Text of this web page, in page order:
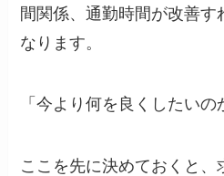
間関係、通勤時間が改善す
なります。
「今より何を良くしたいの
ここを先に決めておくと、